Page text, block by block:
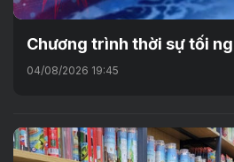
Chương trình thời sự tối
04/08/2026 19:45